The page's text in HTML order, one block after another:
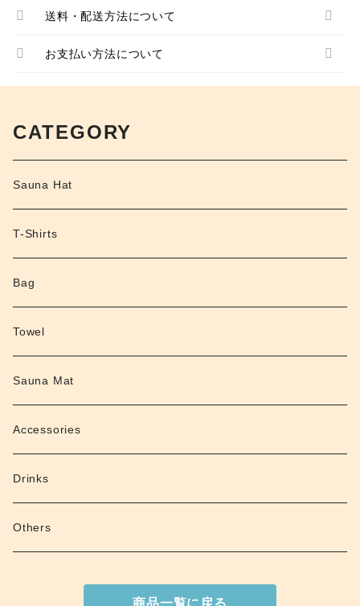
送料・配送方法について
お支払い方法について
CATEGORY
Sauna Hat
T-Shirts
Bag
Towel
Sauna Mat
Accessories
Drinks
Others
商品一覧に戻る